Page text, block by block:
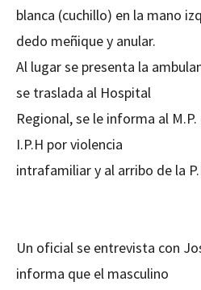
blanca (cuchillo) en la mano
dedo meñique y anular.
Al lugar se presenta la
se traslada al Hospital
Regional, se le informa al
I.P.H por violencia
intrafamiliar y al arribo de la
Un oficial se entrevista con
informa que el masculino